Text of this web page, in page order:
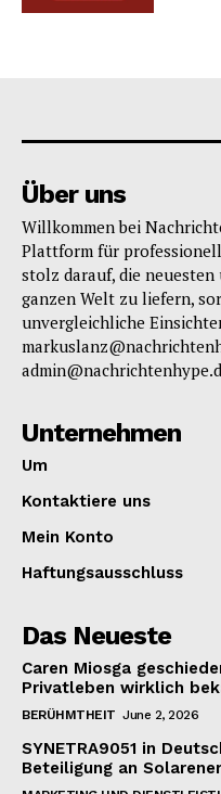
Über uns
Willkommen bei
Plattform für
stolz darauf, die neuesten
ganzen Welt zu liefern,
unvergleichliche
Unternehmen
Um
Kontaktiere uns
Mein Konto
Haftungsausschluss
Das Neueste
Caren Miosga
Privatleben wirklich
BERÜHMTHEIT June 2, 2026
SYNETRA9051 in
Beteiligung an